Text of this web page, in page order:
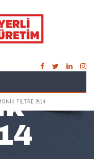
FILTRE %14